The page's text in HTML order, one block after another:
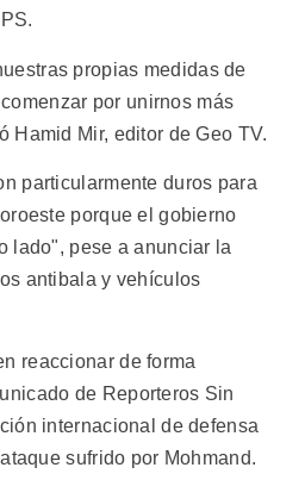
propias medidas de
por unirnos más
Hamid Mir, editor de Geo TV.
particularmente duros para
porque el gobierno
lado", pese a anunciar la
antibala y vehículos
reaccionar de forma
de Reporteros Sin
internacional de defensa
sufrido por Mohmand.